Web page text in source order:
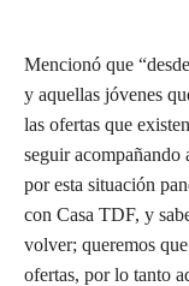
Mencionó que
y aquellas jóvenes
las ofertas que
seguir
por esta situación
con Casa TDF, y
volver; queremos
ofertas, por lo tanto